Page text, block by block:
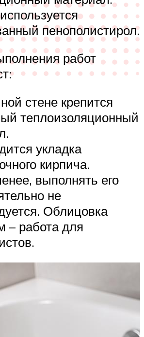
пенополистирол.
работ
стене крепится
теплоизоляционный
укладка
кирпича.
выполнять его
не
Облицовка
– работа для